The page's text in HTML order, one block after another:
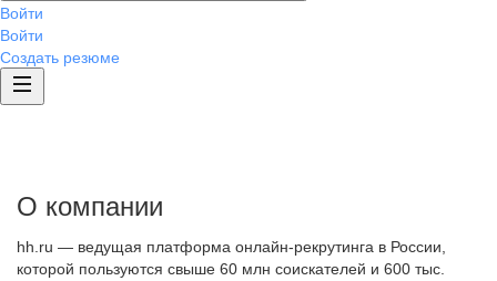
Войти
Войти
Создать резюме
О компании
hh.ru — ведущая платформа онлайн-рекрутинга в России,
которой пользуются свыше 60 млн соискателей и 600 тыс.